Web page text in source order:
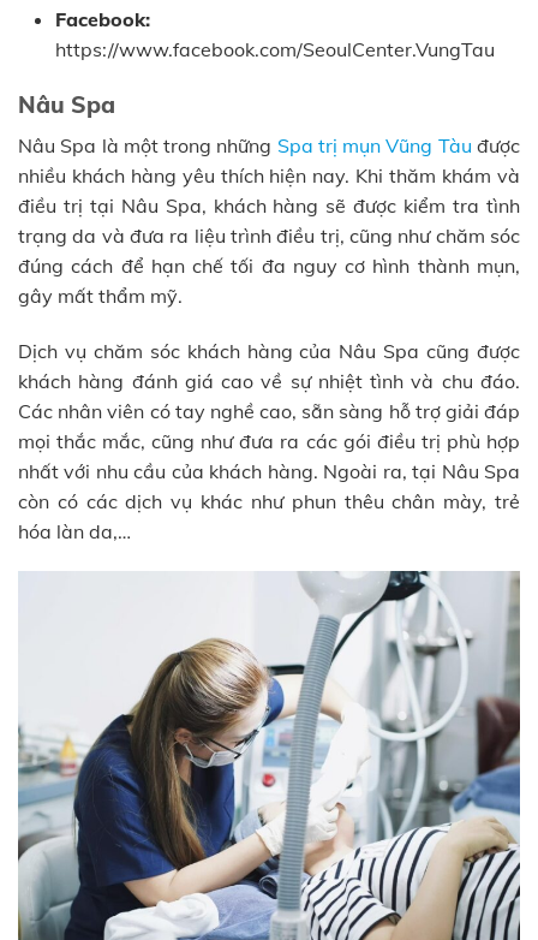
Facebook:
https://www.facebook.com/SeoulCenter.VungTau
Nâu Spa
Nâu Spa là một trong những Spa trị mụn Vũng Tàu được
nhiều khách hàng yêu thích hiện nay. Khi thăm khám và
điều trị tại Nâu Spa, khách hàng sẽ được kiểm tra tình
trạng da và đưa ra liệu trình điều trị, cũng như chăm sóc
đúng cách để hạn chế tối đa nguy cơ hình thành mụn,
gây mất thẩm mỹ.
Dịch vụ chăm sóc khách hàng của Nâu Spa cũng được
khách hàng đánh giá cao về sự nhiệt tình và chu đáo.
Các nhân viên có tay nghề cao, sẵn sàng hỗ trợ giải đáp
mọi thắc mắc, cũng như đưa ra các gói điều trị phù hợp
nhất với nhu cầu của khách hàng. Ngoài ra, tại Nâu Spa
còn có các dịch vụ khác như phun thêu chân mày, trẻ
hóa làn da,…